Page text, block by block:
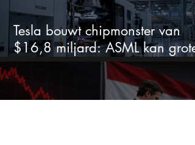
Tesla bouwt chipmonster van
$16,8 miljard: ASML kan grote
winnaar worden